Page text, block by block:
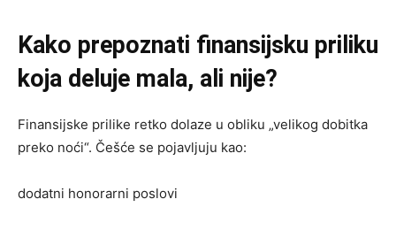
Kako prepoznati finansijsku priliku
koja deluje mala, ali nije?
Finansijske prilike retko dolaze u obliku „velikog dobitka
preko noći“. Češće se pojavljuju kao:
dodatni honorarni poslovi